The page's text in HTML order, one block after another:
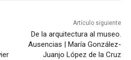
Artículo siguiente
De la arquitectura al museo.
Ausencias | María González-
Juanjo López de la Cruz